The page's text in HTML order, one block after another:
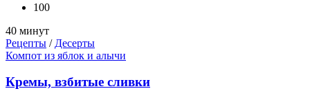
100
40 минут
Рецепты / Десерты
Компот из яблок и алычи
Кремы, взбитые сливки